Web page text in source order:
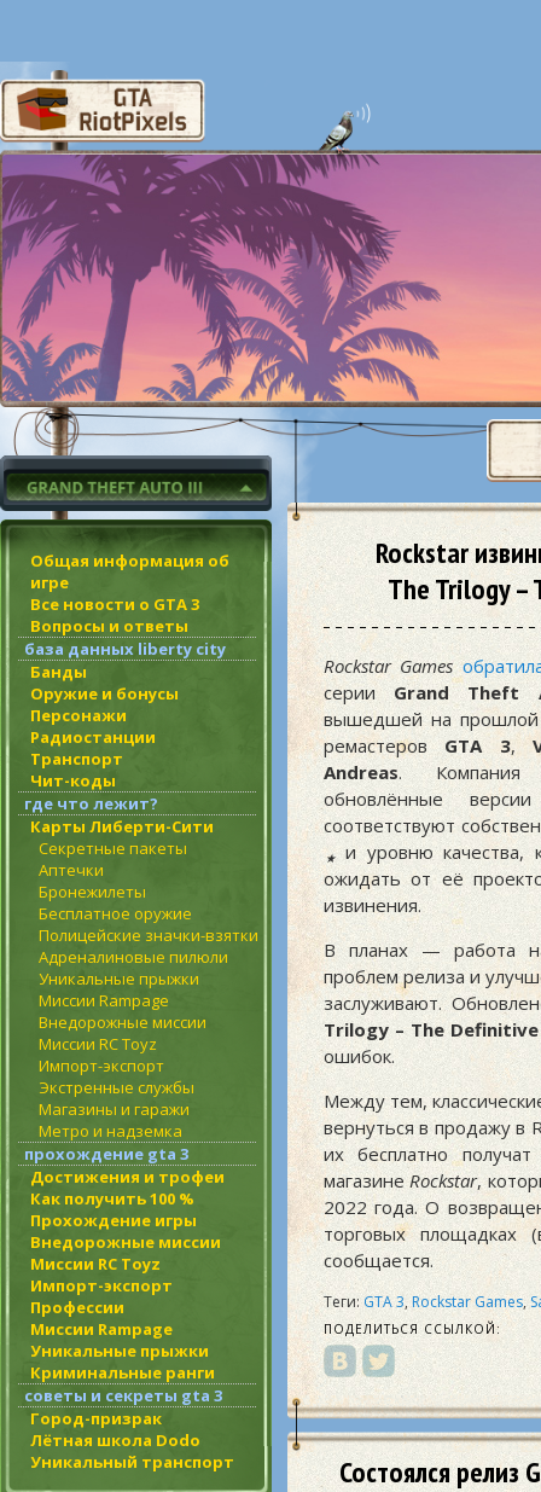
Общая информация об
игре
Все новости о GTA 3
Вопросы и ответы
база данных liberty city
Банды
Оружие и бонусы
Персонажи
Радиостанции
Транспорт
Чит-коды
где что лежит?
Карты Либерти-Сити
Секретные пакеты
Аптечки
Бронежилеты
Бесплатное оружие
Полицейские значки-взятки
Адреналиновые пилюли
Уникальные прыжки
Миссии Rampage
Внедорожные миссии
Миссии RC Toyz
Импорт-экспорт
Экстренные службы
Магазины и гаражи
Метро и надземка
прохождение gta 3
Достижения и трофеи
Как получить 100 %
Прохождение игры
Внедорожные миссии
Миссии RC Toyz
Импорт-экспорт
Профессии
Миссии Rampage
Уникальные прыжки
Криминальные ранги
советы и секреты gta 3
Город-призрак
Лётная школа Dodo
Уникальный транспорт
Rockstar
The Trilogy
Rockstar Games
серии Grand Theft
вышедшей на прошлой
ремастеров GTA 3,
Andreas. Компания
обновлённые
соответствуют
★и уровню качества,
ожидать от её
извинения.
В планах — работа
проблем релиза и
заслуживают.
Trilogy – The
ошибок.
Между тем,
вернуться в продажу в
их бесплатно
магазинеRockstar,
2022 года. О
торговых площадках
сообщается.
Теги: GTA 3, Rockstar Games,
ПОДЕЛИТЬСЯ ССЫЛКОЙ:
Состоялся